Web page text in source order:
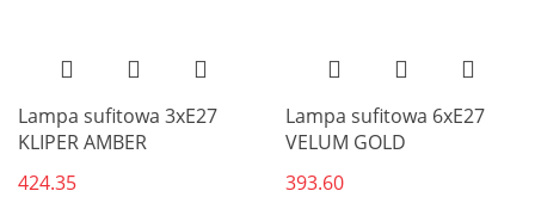
Lampa sufitowa 3xE27
KLIPER AMBER
424.35
Lampa sufitowa 6xE27
VELUM GOLD
393.60